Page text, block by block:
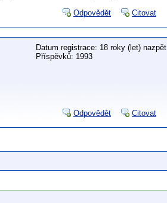
Odpovědět Citovat
Datum registrace: 18 roky (let) nazpět
Příspěvků: 1993
Odpovědět Citovat